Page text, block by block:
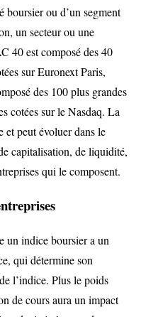
boursier ou d’un segment
un secteur ou une
40 est composé des 40
sur Euronext Paris,
des 100 plus grandes
cotées sur le Nasdaq. La
et peut évoluer dans le
capitalisation, de liquidité,
qui le composent.
un indice boursier a un
qui détermine son
l’indice. Plus le poids
de cours aura un impact